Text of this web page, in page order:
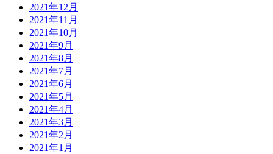
2021年12月
2021年11月
2021年10月
2021年9月
2021年8月
2021年7月
2021年6月
2021年5月
2021年4月
2021年3月
2021年2月
2021年1月